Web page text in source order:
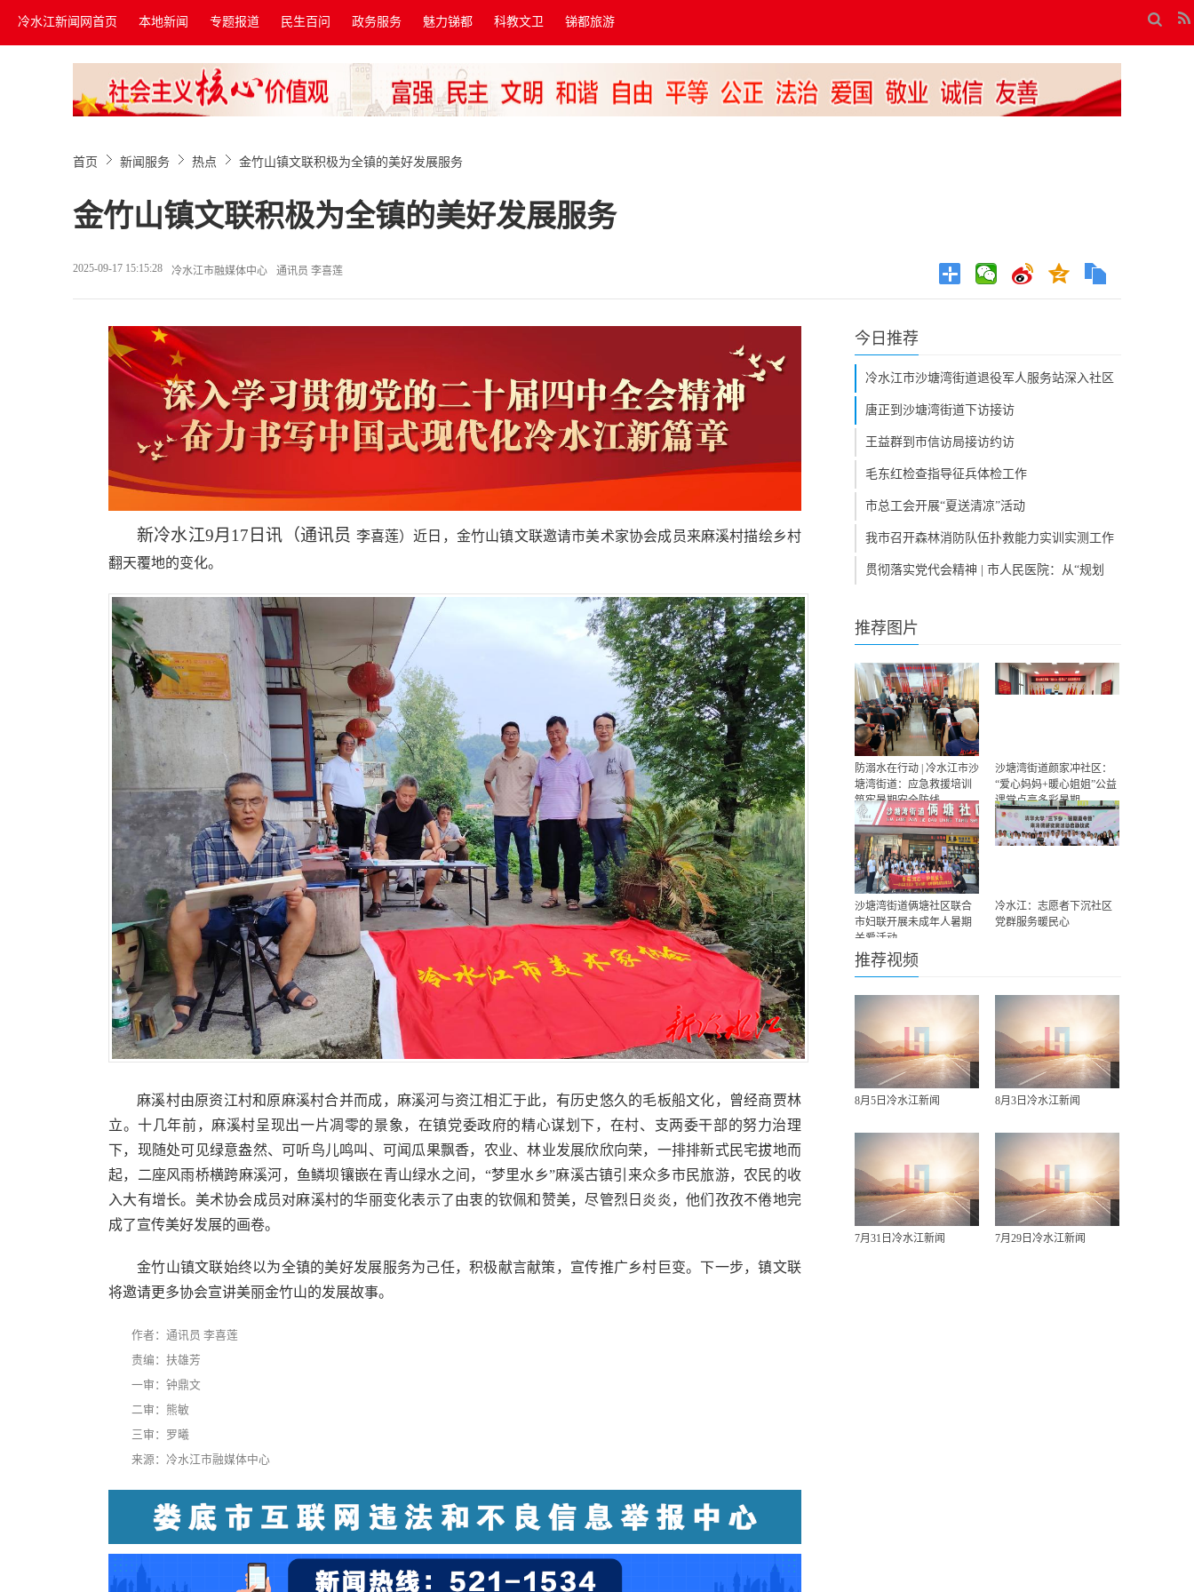
冷水江新闻网首页 本地新闻 专题报道 民生百问 政务服务 魅力锑都 科教文卫 锑都旅游
首页 新闻服务 热点 金竹山镇文联积极为全镇的美好发展服务
金竹山镇文联积极为全镇的美好发展服务
2025-09-17 15:15:28 冷水江市融媒体中心 通讯员 李喜莲
新冷水江9月17日讯（通讯员 李喜莲）近日，金竹山镇文联邀请市美术家协会成员来麻溪村描绘乡村
翻天覆地的变化。
麻溪村由原资江村和原麻溪村合并而成，麻溪河与资江相汇于此，有历史悠久的毛板船文化，曾经商贾林
立。十几年前，麻溪村呈现出一片凋零的景象，在镇党委政府的精心谋划下，在村、支两委干部的努力治理
下，现随处可见绿意盎然、可听鸟儿鸣叫、可闻瓜果飘香，农业、林业发展欣欣向荣，一排排新式民宅拔地而
起，二座风雨桥横跨麻溪河，鱼鳞坝镶嵌在青山绿水之间，“梦里水乡”麻溪古镇引来众多市民旅游，农民的收
入大有增长。美术协会成员对麻溪村的华丽变化表示了由衷的钦佩和赞美，尽管烈日炎炎，他们孜孜不倦地完
成了宣传美好发展的画卷。
金竹山镇文联始终以为全镇的美好发展服务为己任，积极献言献策，宣传推广乡村巨变。下一步，镇文联
将邀请更多协会宣讲美丽金竹山的发展故事。
作者：通讯员 李喜莲
责编：扶雄芳
一审：钟鼎文
二审：熊敏
三审：罗曦
来源：冷水江市融媒体中心
今日推荐
冷水江市沙塘湾街道退役军人服务站深入社区
开展座谈会
唐正到沙塘湾街道下访接访
王益群到市信访局接访约访
毛东红检查指导征兵体检工作
市总工会开展“夏送清凉”活动
我市召开森林消防队伍扑救能力实训实测工作
动员大会
贯彻落实党代会精神 | 市人民医院：从“规划
推荐图片
防溺水在行动 | 冷水江市沙
塘湾街道：应急救援培训
筑牢暑期安全防线
沙塘湾街道颜家冲社区：
“爱心妈妈+暖心姐姐”公益
课堂点亮多彩暑期
沙塘湾街道俩塘社区联合
市妇联开展未成年人暑期
关爱活动
冷水江：志愿者下沉社区
党群服务暖民心
推荐视频
8月5日冷水江新闻 8月3日冷水江新闻
7月31日冷水江新闻 7月29日冷水江新闻